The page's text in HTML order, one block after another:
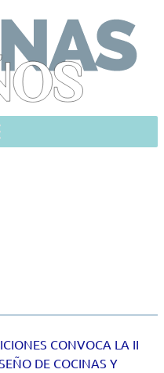
CONVOCA LA II
DE COCINAS Y